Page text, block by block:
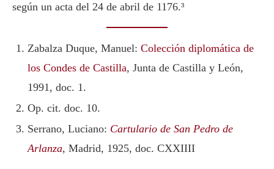
según un acta del 24 de abril de 1176.³
Zabalza Duque, Manuel: Colección diplomática de
los Condes de Castilla, Junta de Castilla y León,
1991, doc. 1.
Op. cit. doc. 10.
Serrano, Luciano: Cartulario de San Pedro de
Arlanza, Madrid, 1925, doc. CXXIIII